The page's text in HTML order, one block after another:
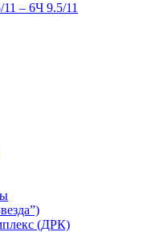
– 6Ч 9.5/11
(ДРК)